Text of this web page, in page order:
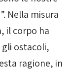
Nella misura
il corpo ha
ostacoli,
ragione, in